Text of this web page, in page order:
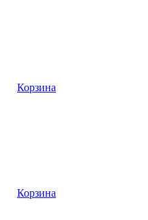
Корзина
Корзина